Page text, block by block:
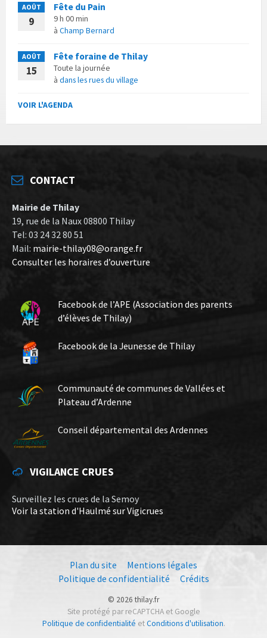
AOÛT
9
Fête du Pain
9 h 00 min
à Champ Bernard
AOÛT
15
Fête foraine de Thilay
Toute la journée
à dans les rues du village
VOIR L'AGENDA
CONTACT
Mairie de Thilay
19, rue de la Naux 08800 Thilay
Tel: 03 24 32 80 51
Mail: mairie-thilay08@orange.fr
Consulter les horaires d’ouverture
Facebook de l’APE (Association des parents
d’élèves de Thilay)
Facebook de la Jeunesse de Thilay
Communauté de communes de Vallées et
Plateau d’Ardenne
Conseil départemental des Ardennes
VIGILANCE CRUES
Surveillez les crues de la Semoy
Voir la station d'Haulmé sur Vigicrues
Plan du site
Mentions légales
Politique de confidentialité
Crédits
© 2026 thilay.fr
Site protégé par reCAPTCHA et Google
Politique de confidentialité etConditions d'utilisation.